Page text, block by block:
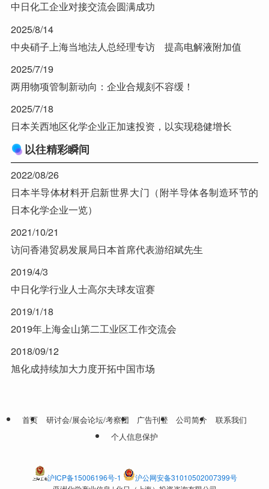
中日化工企业对接交流会圆满成功
2025/8/14
中央硝子上海当地法人总经理专访 提高电解液附加值
2025/7/19
两用物项管制新动向：企业合规刻不容缓！
2025/7/18
日本关西地区化学企业正加速投资，以实现稳健增长
以往精彩瞬间
2022/08/26
日本半导体材料开启新世界大门（附半导体各制造环节的
日本化学企业一览）
2021/10/21
访问香港贸易发展局日本首席代表游绍斌先生
2019/4/3
中日化学行业人士高尔夫球友谊赛
2019/1/18
2019年上海金山第二工业区工作交流会
2018/09/12
旭化成持续加大力度开拓中国市场
首页 研讨会/展会论坛/考察团 广告刊登 公司简介
联系我们
个人信息保护
沪ICP备15006196号-1
沪公网安备31010502007399号